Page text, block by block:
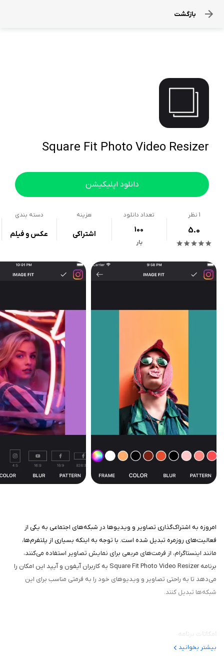
بازگشت
Square Fit Photo Video Resizer
دانلود اپلیکیشن
1 نظر
5.0
تعداد دانلود
100
بار
هزینه
اشتراکی
دسته بندی
عکس و فیلم
امروزه به اشتراک‌گذاری تصاویر و ویدیوها در شبکه‌های اجتماعی به یکی از
فعالیت‌های روزمره تبدیل شده است. با توجه به اینکه بسیاری از پلتفرم‌ها،
مانند اینستاگرام، از فرمت‌های مربعی برای نمایش تصاویر استفاده می‌کنند،
برنامه Square Fit Photo Video Resizer به کاربران آیفون و آیپد این امکان را
می‌دهد تا به راحتی تصاویر و ویدیوهای خود را به فرمتی مناسب برای این
شبکه‌ها تبدیل کنند.
بیشتر بخوانید